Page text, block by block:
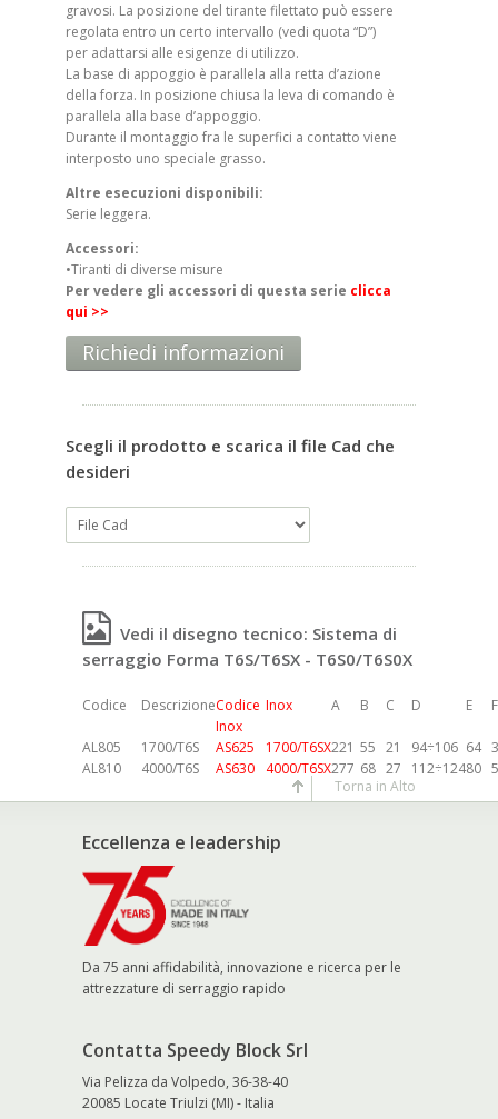
gravosi. La posizione del tirante filettato può essere
regolata entro un certo intervallo (vedi quota “D”)
per adattarsi alle esigenze di utilizzo.
La base di appoggio è parallela alla retta d’azione
della forza. In posizione chiusa la leva di comando è
parallela alla base d’appoggio.
Durante il montaggio fra le superfici a contatto viene
interposto uno speciale grasso.
Altre esecuzioni disponibili:
Serie leggera.
Accessori:
•Tiranti di diverse misure
Per vedere gli accessori di questa serie clicca
qui >>
Richiedi informazioni
Scegli il prodotto e scarica il file Cad che
desideri
Vedi il disegno tecnico: Sistema di
serraggio Forma T6S/T6SX - T6S0/T6S0X
Codice DescrizioneCodice
Inox
Inox A B C D E F
AL805 1700/T6S AS625 1700/T6SX221 55 21 94÷106 64
AL810
4000/T6S AS630 4000/T6SX277 68 27 112÷12480
Eccellenza e leadership
Da 75 anni affidabilità, innovazione e ricerca per le
attrezzature di serraggio rapido
Contatta Speedy Block Srl
Via Pelizza da Volpedo, 36-38-40
20085 Locate Triulzi (MI) - Italia
Torna in Alto